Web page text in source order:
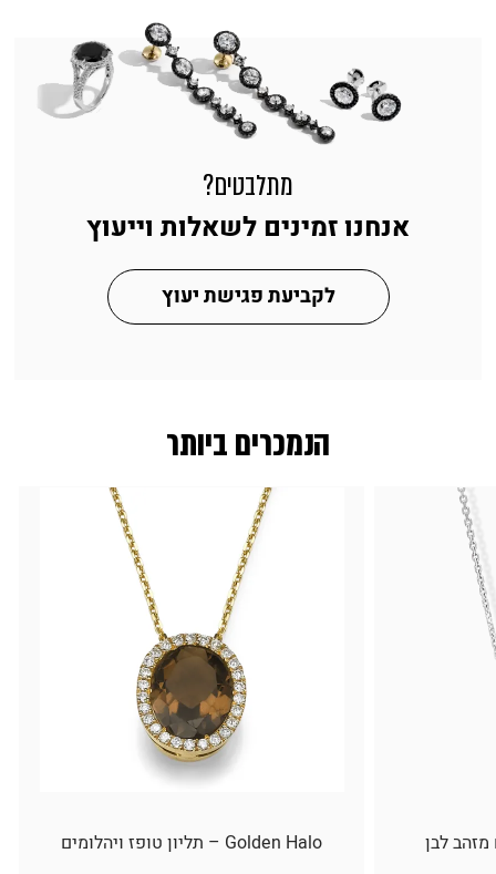
הנמכרים ביותר
מזהב לבן Golden Halo – תליון טופז ויהלומים
מתלבטים?
אנחנו זמינים לשאלות וייעוץ
לקביעת פגישת יעוץ